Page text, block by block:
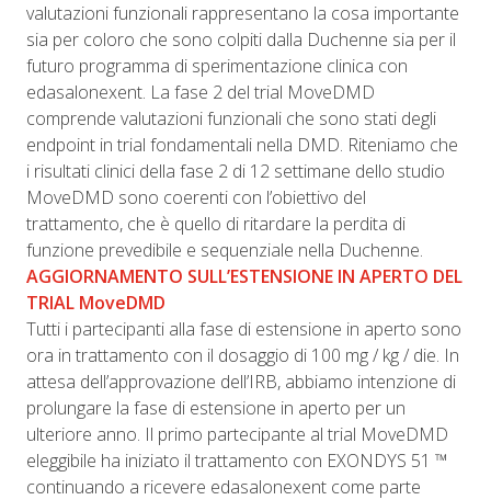
valutazioni funzionali rappresentano la cosa importante
sia per coloro che sono colpiti dalla Duchenne sia per il
futuro programma di sperimentazione clinica con
edasalonexent. La fase 2 del trial MoveDMD
comprende valutazioni funzionali che sono stati degli
endpoint in trial fondamentali nella DMD. Riteniamo che
i risultati clinici della fase 2 di 12 settimane dello studio
MoveDMD sono coerenti con l’obiettivo del
trattamento, che è quello di ritardare la perdita di
funzione prevedibile e sequenziale nella Duchenne.
AGGIORNAMENTO SULL’ESTENSIONE IN APERTO DEL
TRIAL MoveDMD
Tutti i partecipanti alla fase di estensione in aperto sono
ora in trattamento con il dosaggio di 100 mg / kg / die. In
attesa dell’approvazione dell’IRB, abbiamo intenzione di
prolungare la fase di estensione in aperto per un
ulteriore anno. Il primo partecipante al trial MoveDMD
eleggibile ha iniziato il trattamento con EXONDYS 51 ™
continuando a ricevere edasalonexent come parte